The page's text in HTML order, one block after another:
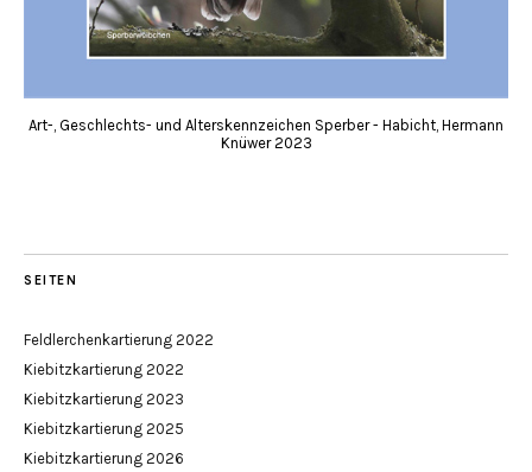
Art-, Geschlechts- und Alterskennzeichen Sperber - Habicht, Hermann
Knüwer 2023
SEITEN
Feldlerchenkartierung 2022
Kiebitzkartierung 2022
Kiebitzkartierung 2023
Kiebitzkartierung 2025
Kiebitzkartierung 2026